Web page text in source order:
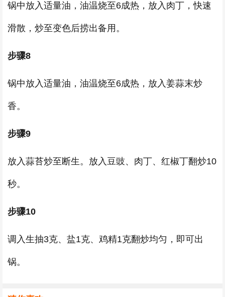
锅中放入适量油，油温烧至6成热，放入肉丁，快速
滑散，炒至变色后捞出备用。
步骤8
锅中放入适量油，油温烧至6成热，放入姜蒜末炒
香。
步骤9
放入蒜苔炒至断生。放入豆豉、肉丁、红椒丁翻炒10
秒。
步骤10
调入生抽3克、盐1克、鸡精1克翻炒均匀，即可出
锅。